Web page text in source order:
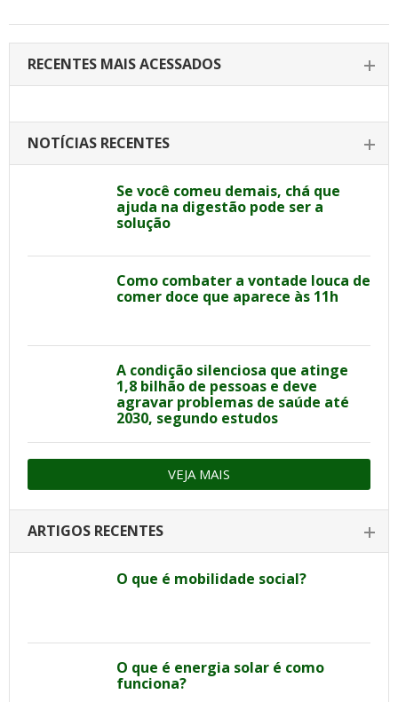
RECENTES MAIS ACESSADOS
NOTÍCIAS RECENTES
Se você comeu demais, chá que
ajuda na digestão pode ser a
solução
Como combater a vontade louca de
comer doce que aparece às 11h
A condição silenciosa que atinge
1,8 bilhão de pessoas e deve
agravar problemas de saúde até
2030, segundo estudos
VEJA MAIS
ARTIGOS RECENTES
O que é mobilidade social?
O que é energia solar é como
funciona?